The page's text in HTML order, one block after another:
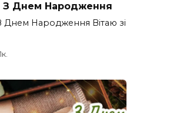
З Днем Народження
Днем Народження Вітаю зі